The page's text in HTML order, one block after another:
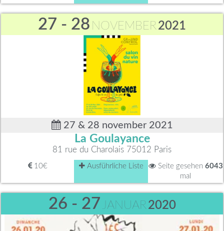
27 - 28 NOVEMBER2021
27 & 28 november 2021
La Goulayance
81 rue du Charolais 75012 Paris
10€ Ausführliche Liste Seite gesehen 6043
mal
26 - 27 JANUAR2020